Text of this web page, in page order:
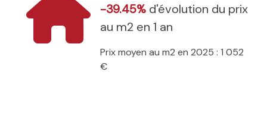
-39.45% d'évolution du prix
au m2 en 1 an
Prix moyen au m2 en 2025 : 1 052
€